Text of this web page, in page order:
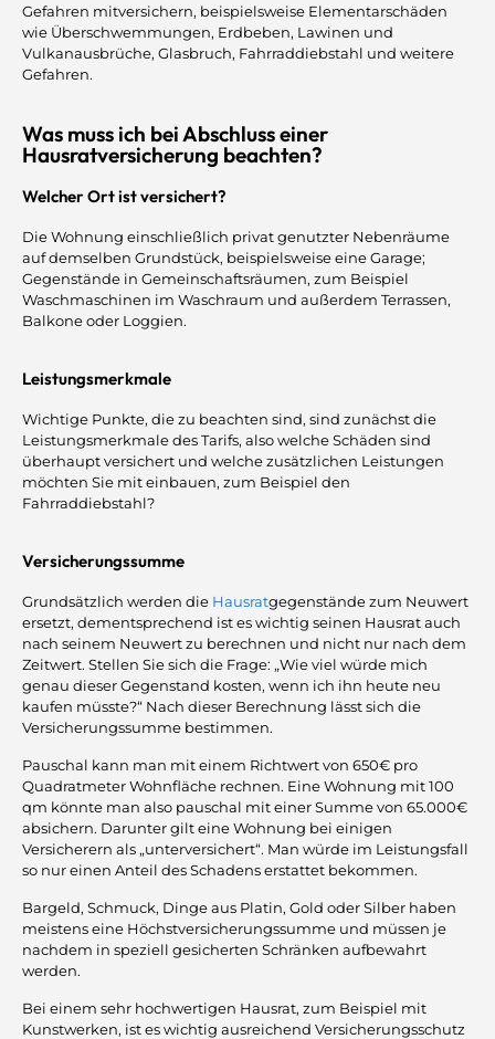
Gefahren mitversichern, beispielsweise Elementarschäden
wie Überschwemmungen, Erdbeben, Lawinen und
Vulkanausbrüche, Glasbruch, Fahrraddiebstahl und weitere
Gefahren.
Was muss ich bei Abschluss einer
Hausratversicherung beachten?
Welcher Ort ist versichert?
Die Wohnung einschließlich privat genutzter Nebenräume
auf demselben Grundstück, beispielsweise eine Garage;
Gegenstände in Gemeinschaftsräumen, zum Beispiel
Waschmaschinen im Waschraum und außerdem Terrassen,
Balkone oder Loggien.
Leistungsmerkmale
Wichtige Punkte, die zu beachten sind, sind zunächst die
Leistungsmerkmale des Tarifs, also welche Schäden sind
überhaupt versichert und welche zusätzlichen Leistungen
möchten Sie mit einbauen, zum Beispiel den
Fahrraddiebstahl?
Versicherungssumme
Grundsätzlich werden die Hausratgegenstände zum Neuwert
ersetzt, dementsprechend ist es wichtig seinen Hausrat auch
nach seinem Neuwert zu berechnen und nicht nur nach dem
Zeitwert. Stellen Sie sich die Frage: „Wie viel würde mich
genau dieser Gegenstand kosten, wenn ich ihn heute neu
kaufen müsste?“ Nach dieser Berechnung lässt sich die
Versicherungssumme bestimmen.
Pauschal kann man mit einem Richtwert von 650€ pro
Quadratmeter Wohnfläche rechnen. Eine Wohnung mit 100
qm könnte man also pauschal mit einer Summe von 65.000€
absichern. Darunter gilt eine Wohnung bei einigen
Versicherern als „unterversichert“. Man würde im Leistungsfall
so nur einen Anteil des Schadens erstattet bekommen.
Bargeld, Schmuck, Dinge aus Platin, Gold oder Silber haben
meistens eine Höchstversicherungssumme und müssen je
nachdem in speziell gesicherten Schränken aufbewahrt
werden.
Bei einem sehr hochwertigen Hausrat, zum Beispiel mit
Kunstwerken, ist es wichtig ausreichend Versicherungsschutz